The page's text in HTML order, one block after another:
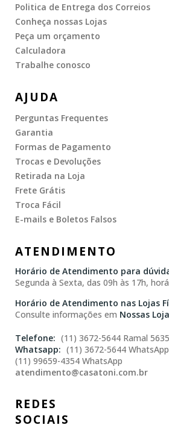
Politica de Entrega dos Correios
Conheça nossas Lojas
Peça um orçamento
Calculadora
Trabalhe conosco
AJUDA
Perguntas Frequentes
Garantia
Formas de Pagamento
Trocas e Devoluções
Retirada na Loja
Frete Grátis
Troca Fácil
E-mails e Boletos Falsos
ATENDIMENTO
Horário de Atendimento para
Segunda à Sexta, das 09h às 17h,
Horário de Atendimento nas Lojas
Consulte informações em Nossas
(11) 3672-5644 Ramal 5635
(11) 3672-5644 WhatsApp
(11) 99659-4354 WhatsApp
atendimento@casatoni.com.br
REDES
SOCIAIS